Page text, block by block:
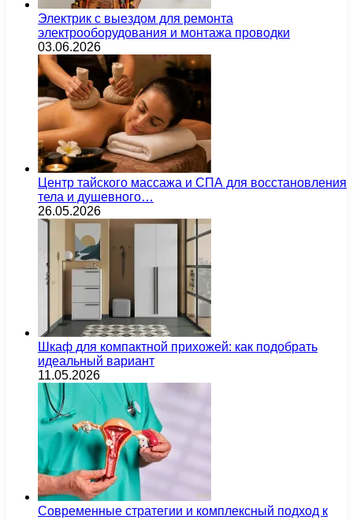
Электрик с выездом для ремонта
электрооборудования и монтажа проводки
03.06.2026
Центр тайского массажа и СПА для восстановления
тела и душевного…
26.05.2026
Шкаф для компактной прихожей: как подобрать
идеальный вариант
11.05.2026
Современные стратегии и комплексный подход к